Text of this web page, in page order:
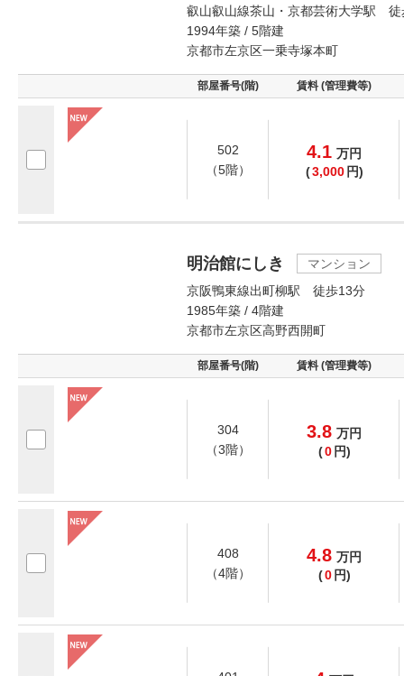
叡山叡山線茶山・京都芸術大学駅 徒
1994年築 / 5階建
京都市左京区一乗寺塚本町
部屋番号(階) 賃料 (管理費等)
502
（5階）
4.1 万円
(3,000 円)
明治館にしき
マンション
京阪鴨東線出町柳駅 徒歩13分
1985年築 / 4階建
京都市左京区高野西開町
部屋番号(階) 賃料 (管理費等)
304
（3階）
3.8 万円
(0 円)
408
（4階）
4.8 万円
(0 円)